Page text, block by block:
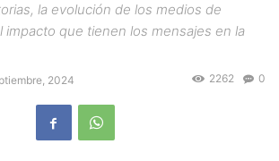
la evolución de los medios de
impacto que tienen los mensajes en la
2024 0
2262